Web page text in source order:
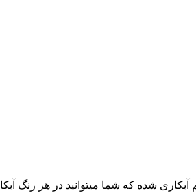
شده که شما میتوانید در هر رنگ